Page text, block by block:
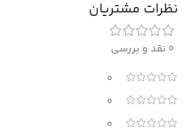
نظرات مشتریان
0 نقد و بررسی
0
0
0